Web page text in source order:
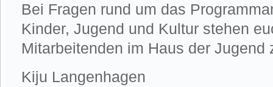
Bei Fragen rund um das
Kinder, Jugend und Kultur stehen
Mitarbeitenden im Haus der Jugend
Kiju Langenhagen